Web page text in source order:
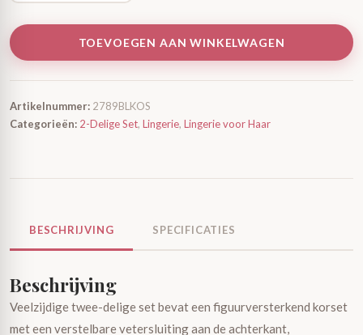
TOEVOEGEN AAN WINKELWAGEN
Artikelnummer: 2789BLKOS
Categorieën: 2-Delige Set, Lingerie, Lingerie voor Haar
BESCHRIJVING SPECIFICATIES
Beschrijving
Veelzijdige twee-delige set bevat een figuurversterkend korset
met een verstelbare vetersluiting aan de achterkant,